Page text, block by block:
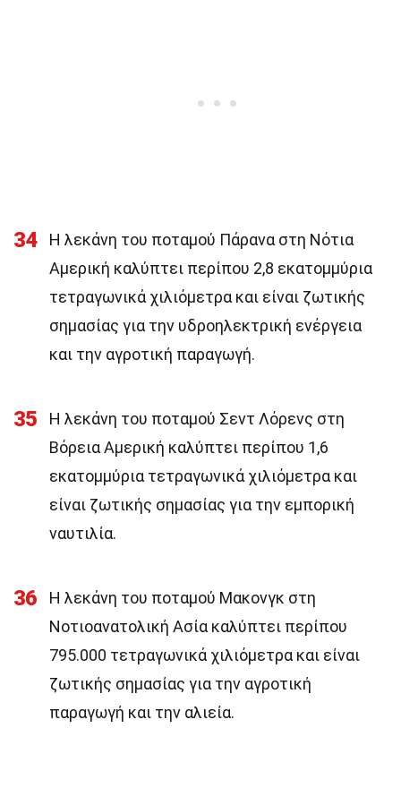
34
Η λεκάνη του ποταμού Πάρανα στη Νότια
Αμερική καλύπτει περίπου 2,8 εκατομμύρια
τετραγωνικά χιλιόμετρα και είναι ζωτικής
σημασίας για την υδροηλεκτρική ενέργεια
και την αγροτική παραγωγή.
35
Η λεκάνη του ποταμού Σεντ Λόρενς στη
Βόρεια Αμερική καλύπτει περίπου 1,6
εκατομμύρια τετραγωνικά χιλιόμετρα και
είναι ζωτικής σημασίας για την εμπορική
ναυτιλία.
36
Η λεκάνη του ποταμού Μακονγκ στη
Νοτιοανατολική Ασία καλύπτει περίπου
795.000 τετραγωνικά χιλιόμετρα και είναι
ζωτικής σημασίας για την αγροτική
παραγωγή και την αλιεία.